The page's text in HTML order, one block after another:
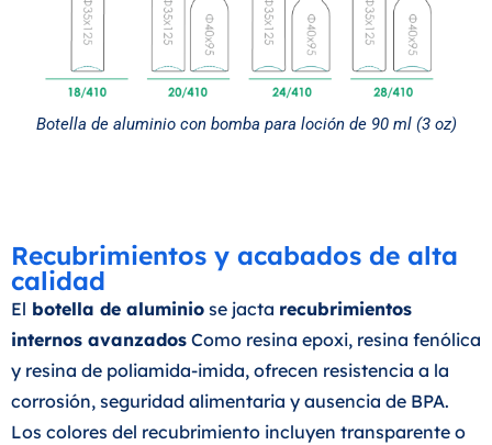
Botella de aluminio con bomba para loción de 90 ml (3 oz)
Recubrimientos y acabados de alta
calidad
El botella de aluminio se jacta recubrimientos
internos avanzados Como resina epoxi, resina fenólica
y resina de poliamida-imida, ofrecen resistencia a la
corrosión, seguridad alimentaria y ausencia de BPA.
Los colores del recubrimiento incluyen transparente o